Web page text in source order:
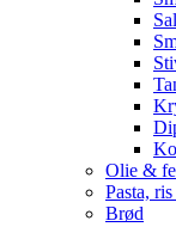
Olie &
Pasta,
Brød